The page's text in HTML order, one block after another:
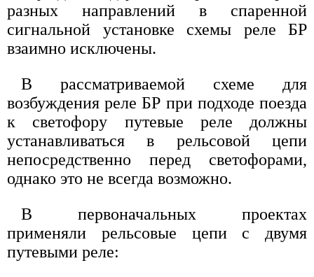
разных направлений в спаренной
сигнальной установке схемы реле БР
взаимно исключены.
В рассматриваемой схеме для
возбуждения реле БР при подходе поезда
к светофору путевые реле должны
устанавливаться в рельсовой цепи
непосредственно перед светофорами,
однако это не всегда возможно.
В первоначальных проектах
применяли рельсовые цепи с двумя
путевыми реле: